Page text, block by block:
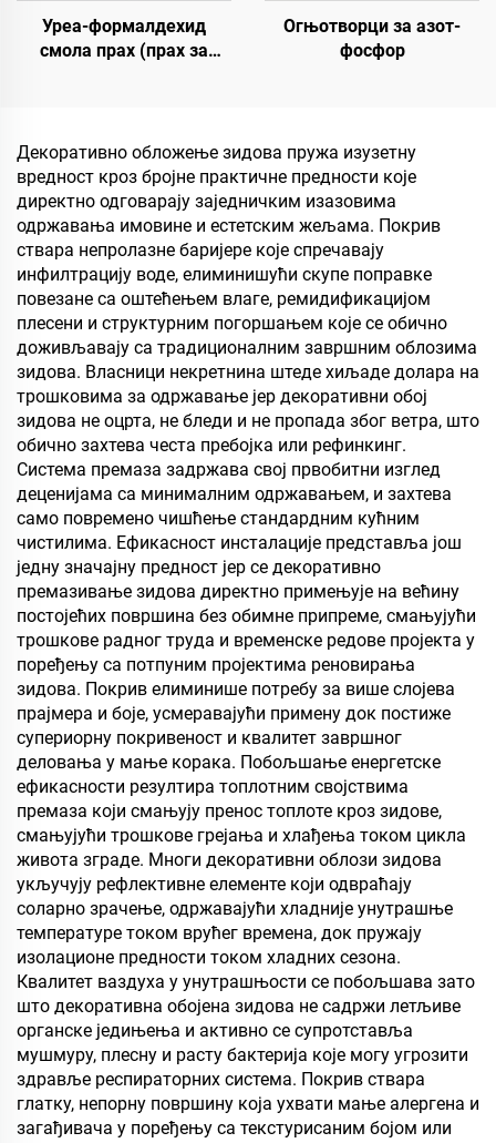
Уреа-формалдехид
смола прах (прах за
плоча, укључујући
вишеслојни фалекар,
фини дрвени панел, еко-
плочу, фалеран
партикулски плочу итд.
Огњотворци за азот-
фосфор
Декоративно обложење зидова пружа изузетну
вредност кроз бројне практичне предности које
директно одговарају заједничким изазовима
одржавања имовине и естетским жељама. Покрив
ствара непролазне баријере које спречавају
инфилтрацију воде, елиминишући скупе поправке
повезане са оштећењем влаге, ремидификацијом
плесени и структурним погоршањем које се обично
доживљавају са традиционалним завршним облозима
зидова. Власници некретнина штеде хиљаде долара на
трошковима за одржавање јер декоративни обој
зидова не оцрта, не бледи и не пропада због ветра, што
обично захтева честа пребојка или рефинкинг.
Система премаза задржава свој првобитни изглед
деценијама са минималним одржавањем, и захтева
само повремено чишћење стандардним кућним
чистилима. Ефикасност инсталације представља још
једну значајну предност јер се декоративно
премазивање зидова директно примењује на већину
постојећих површина без обимне припреме, смањујући
трошкове радног труда и временске редове пројекта у
поређењу са потпуним пројектима реновирања
зидова. Покрив елиминише потребу за више слојева
прајмера и боје, усмеравајући примену док постиже
супериорну покривеност и квалитет завршног
деловања у мање корака. Побољшање енергетске
ефикасности резултира топлотним својствима
премаза који смањују пренос топлоте кроз зидове,
смањујући трошкове грејања и хлађења током цикла
живота зграде. Многи декоративни облози зидова
укључују рефлективне елементе који одвраћају
соларно зрачење, одржавајући хладније унутрашње
температуре током врућег времена, док пружају
изолационе предности током хладних сезона.
Квалитет ваздуха у унутрашњости се побољшава зато
што декоративна обојена зидова не садржи летљиве
органске једињења и активно се супротставља
мушмуру, плесну и расту бактерија које могу угрозити
здравље респираторних система. Покрив ствара
глатку, непорну површину која ухвати мање алергена и
загађивача у поређењу са текстурисаним бојом или